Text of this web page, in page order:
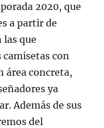
2020, que
a partir de
las que
con
área concreta,
ya
Además de sus
del